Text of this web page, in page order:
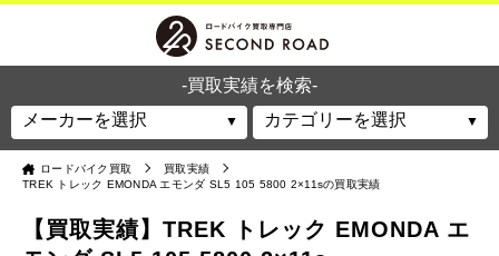
-買取実績を検索-
ロードバイク買取
買取実績
TREK トレック EMONDA エモンダ SL5 105 5800 2×11sの買取実績
【買取実績】TREK トレック EMONDA エ